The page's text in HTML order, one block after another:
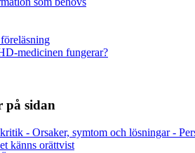
medicinen fungerar?
på sidan
- Orsaker, symtom och lösningar -
känns orättvist